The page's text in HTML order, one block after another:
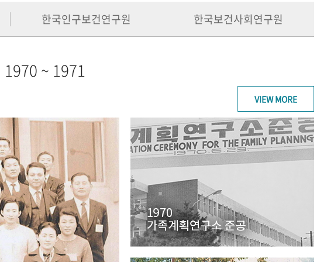
한국인구보건연구원 한국보건사회연구원
1970 ~ 1971
VIEW MORE